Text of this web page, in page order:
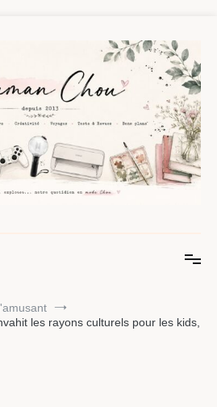
les rayons culturels pour les kids,